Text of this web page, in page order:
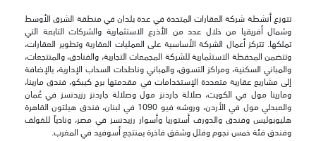
تتوزع أنشطة شركة العقارات المتحدة في عدة بلدان في منطقة الشرق الأوسط
وشمال أفريقيا من خلال عدد من الأذرع الاستثمارية والشركات التابعة التي
تملكها. تتركز أعمال الشركة الأساسية على العمليات العقارية وتطوير العقارات،
وتتضمن المحفظة الاستثمارية للشركة المجمعات التجارية، والفنادق، والمنتجعات،
والمباني السكنية، ومراكز التسوق، والمباني وناطحات السحاب الإدارية، بالإضافة
إلى مشاريع عقارية متعددة الإستخدامات في مقدمتها برج كيبكو، فندق مارينا،
ومارينا مول في الكويت، صلالة جاردنز مول وصلالة جاردنز رزيدنسز في عُمان
والعبدلي مول في الأردن، وروشه فيو 1090 في لبنان، فندق هيلتون القاهرة
هليوبوليس وفندق والدورف أستوريا وأسوار رزيدنسز في مصر، ونادياً للغولف
وفندق فئة خمس نجوم وفلل وشقق فاخرة بمنتجع أسوفيد في المغرب.